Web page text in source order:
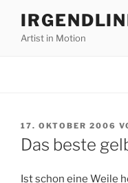
Inhalt
springenArtist in Motion
VERÖFFENTLICHT
AM
17. OKTOBER 2006
Das beste
Ist schon eine Weile